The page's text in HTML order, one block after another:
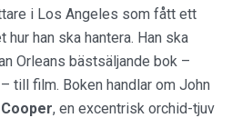
i Los Angeles som fått ett
han ska hantera. Han ska
Orleans bästsäljande bok –
– till film. Boken handlar om John
, en excentrisk orchid-tjuv